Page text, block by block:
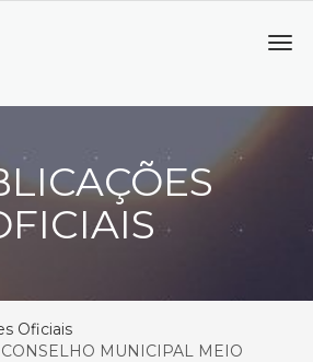
Oficiais
MUNICIPAL MEIO